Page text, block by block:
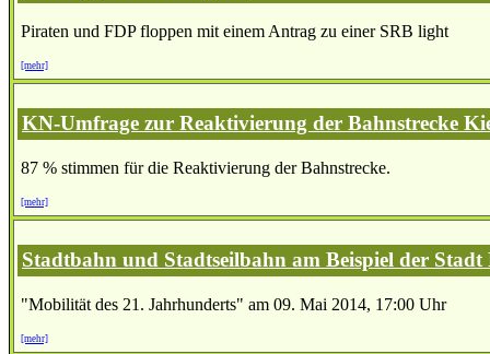
Piraten und FDP floppen mit einem Antrag zu einer SRB light
[mehr]
KN-Umfrage zur Reaktivierung der Bahnstrecke
87 % stimmen für die Reaktivierung der Bahnstrecke.
[mehr]
Stadtbahn und Stadtseilbahn am Beispiel der Stadt
"Mobilität des 21. Jahrhunderts" am 09. Mai 2014, 17:00 Uhr
[mehr]